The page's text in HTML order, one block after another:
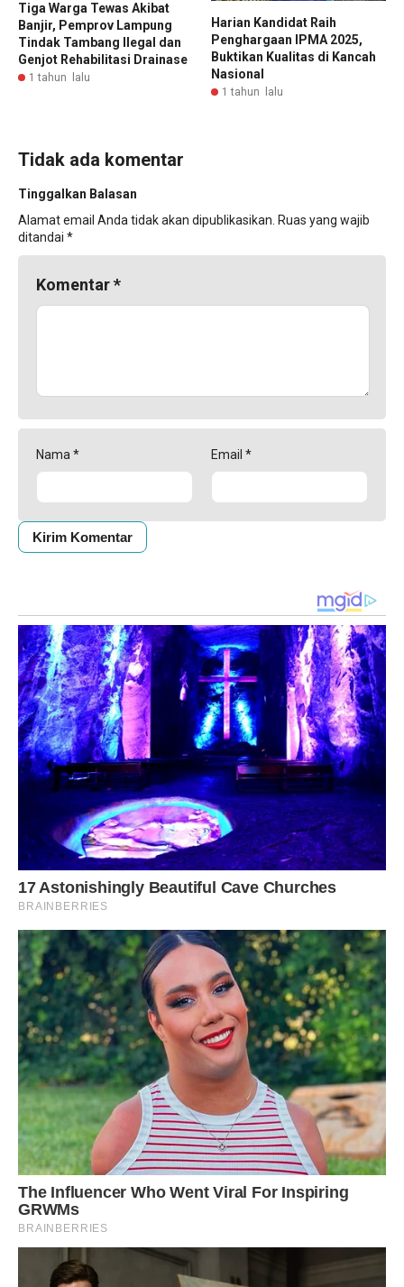
Tiga Warga Tewas Akibat
Banjir, Pemprov Lampung
Tindak Tambang Ilegal dan
Genjot Rehabilitasi Drainase
1 tahun lalu
Harian Kandidat Raih
Penghargaan IPMA 2025,
Buktikan Kualitas di Kancah
Nasional
1 tahun lalu
Tidak ada komentar
Tinggalkan Balasan
Alamat email Anda tidak akan dipublikasikan. Ruas yang wajib
ditandai *
Komentar*
Nama* Email *